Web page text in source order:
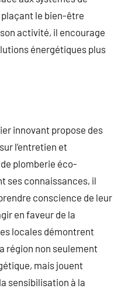
le bien-être
activité, il encourage
énergétiques plus
innovant propose des
l’entretien et
plomberie éco-
ses connaissances, il
conscience de leur
en faveur de la
locales démontrent
région non seulement
mais jouent
sensibilisation à la